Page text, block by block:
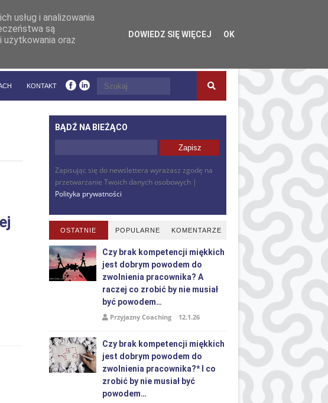
KONTAKT
BĄDŹ NA BIEŻĄCO
Zapisując się do newslettera wyrażasz zgodę na
przetwarzanie Twoich danych osobowych |
Polityka prywatności
OSTATNIE POPULARNE KOMENTARZE
Czy brak kompetencji miękkich
jest dobrym powodem do
zwolnienia pracownika? A
raczej co zrobić by nie musiał
być powodem…
Przyjazny Coaching 12.1.26
Czy brak kompetencji miękkich
jest dobrym powodem do
zwolnienia pracownika?* I co
zrobić by nie musiał być
powodem…
usług i analizowania
są
użytkowania oraz
DOWIEDZ SIĘ WIĘCEJ OK